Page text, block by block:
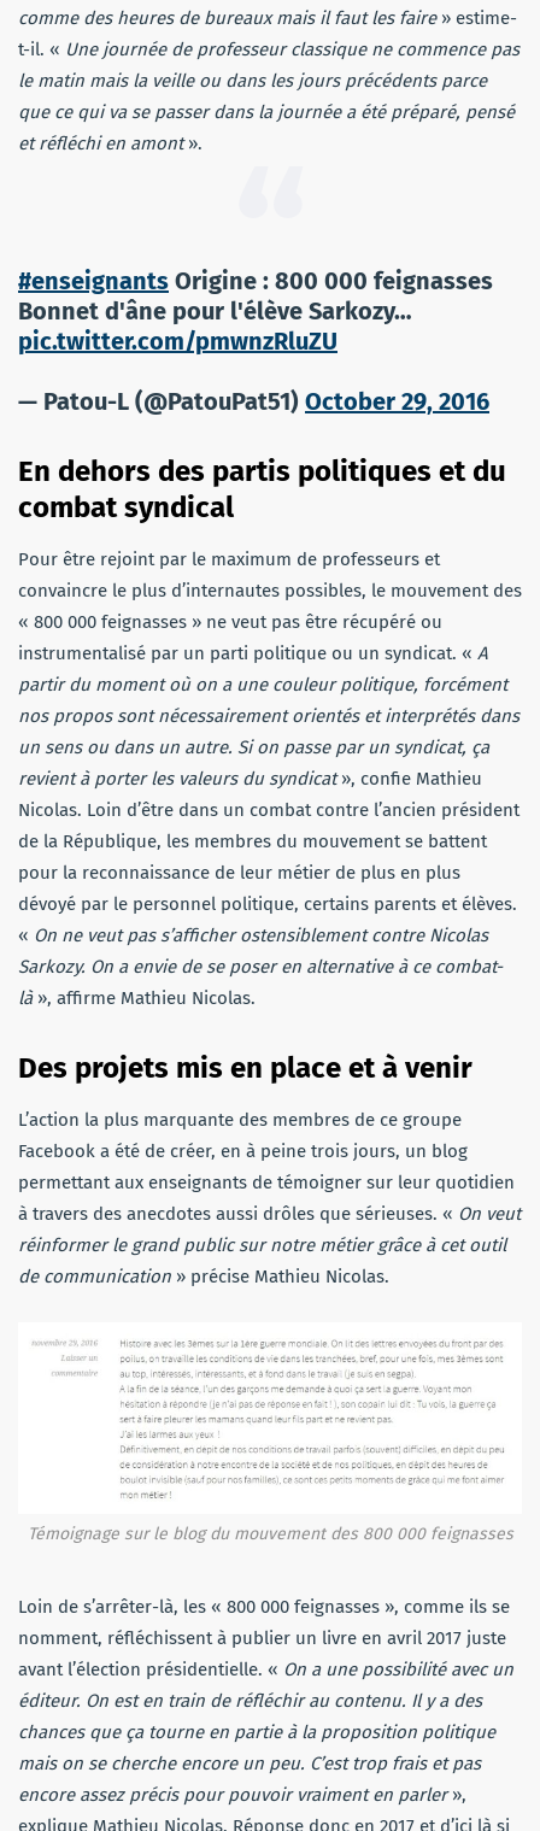
comme des heures de bureaux mais il faut les faire » estime-
t-il. « Une journée de professeur classique ne commence pas
le matin mais la veille ou dans les jours précédents parce
que ce qui va se passer dans la journée a été préparé, pensé
et réfléchi en amont».
#enseignants Origine : 800 000 feignasses
Bonnet d'âne pour l'élève Sarkozy…
pic.twitter.com/pmwnzRluZU
— Patou-L (@PatouPat51) October 29, 2016
En dehors des partis politiques et du
combat syndical
Pour être rejoint par le maximum de professeurs et
convaincre le plus d’internautes possibles, le mouvement des
« 800 000 feignasses » ne veut pas être récupéré ou
instrumentalisé par un parti politique ou un syndicat. « A
partir du moment où on a une couleur politique, forcément
nos propos sont nécessairement orientés et interprétés dans
un sens ou dans un autre. Si on passe par un syndicat, ça
revient à porter les valeurs du syndicat», confie Mathieu
Nicolas. Loin d’être dans un combat contre l’ancien président
de la République, les membres du mouvement se battent
pour la reconnaissance de leur métier de plus en plus
dévoyé par le personnel politique, certains parents et élèves.
« On ne veut pas s’afficher ostensiblement contre Nicolas
Sarkozy. On a envie de se poser en alternative à ce combat-
là», affirme Mathieu Nicolas.
Des projets mis en place et à venir
L’action la plus marquante des membres de ce groupe
Facebook a été de créer, en à peine trois jours, un blog
permettant aux enseignants de témoigner sur leur quotidien
à travers des anecdotes aussi drôles que sérieuses. « On veut
réinformer le grand public sur notre métier grâce à cet outil
de communication » précise Mathieu Nicolas.
Témoignage sur le blog du mouvement des 800 000 feignasses
Loin de s’arrêter-là, les « 800 000 feignasses », comme ils se
nomment, réfléchissent à publier un livre en avril 2017 juste
avant l’élection présidentielle. « On a une possibilité avec un
éditeur. On est en train de réfléchir au contenu. Il y a des
chances que ça tourne en partie à la proposition politique
mais on se cherche encore un peu. C’est trop frais et pas
encore assez précis pour pouvoir vraiment en parler»,
explique Mathieu Nicolas. Réponse donc en 2017 et d’ici là si